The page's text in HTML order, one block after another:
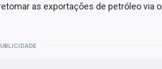
as exportações de petróleo via o